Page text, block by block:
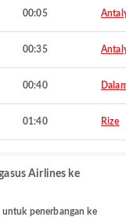
00:05
00:35
00:40
01:40 Rize
Airlines ke
untuk penerbangan ke